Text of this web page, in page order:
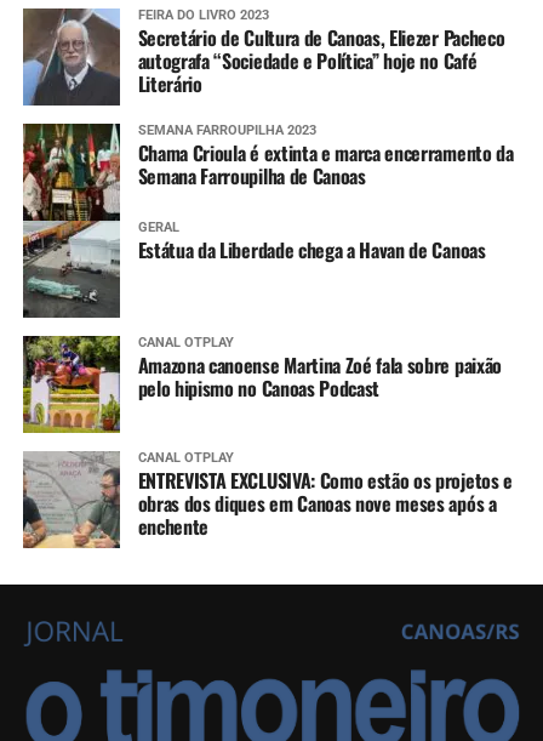
FEIRA DO LIVRO 2023
Secretário de Cultura de Canoas, Eliezer Pacheco
autografa “Sociedade e Política” hoje no Café
Literário
SEMANA FARROUPILHA 2023
Chama Crioula é extinta e marca encerramento da
Semana Farroupilha de Canoas
GERAL
Estátua da Liberdade chega a Havan de Canoas
CANAL OTPLAY
Amazona canoense Martina Zoé fala sobre paixão
pelo hipismo no Canoas Podcast
CANAL OTPLAY
ENTREVISTA EXCLUSIVA: Como estão os projetos e
obras dos diques em Canoas nove meses após a
enchente